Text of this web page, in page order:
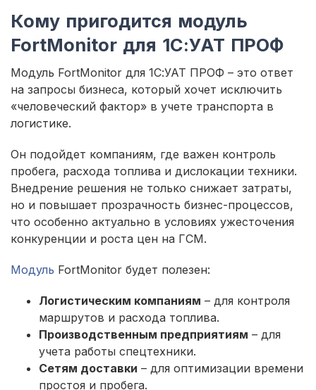
Кому пригодится модуль
FortMonitor для 1С:УАТ ПРОФ
Модуль FortMonitor для 1С:УАТ ПРОФ – это ответ
на запросы бизнеса, который хочет исключить
«человеческий фактор» в учете транспорта в
логистике.
Он подойдет компаниям, где важен контроль
пробега, расхода топлива и дислокации техники.
Внедрение решения не только снижает затраты,
но и повышает прозрачность бизнес-процессов,
что особенно актуально в условиях ужесточения
конкуренции и роста цен на ГСМ.
Модуль FortMonitor будет полезен:
Логистическим компаниям – для контроля
маршрутов и расхода топлива.
Производственным предприятиям – для
учета работы спецтехники.
Сетям доставки – для оптимизации времени
простоя и пробега.